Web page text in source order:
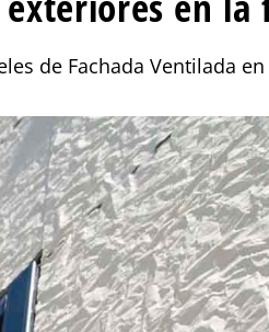
de Fachada Ventilada